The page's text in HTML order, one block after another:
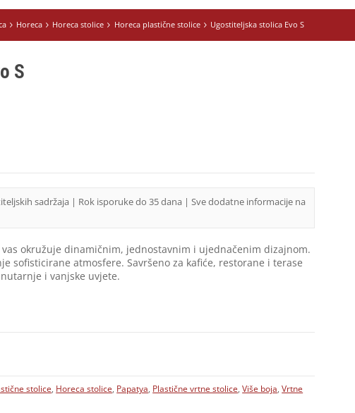
Horeca Horeca stolice Horeca plastične stolice Ugostiteljska stolica Evo S
S
sadržaja | Rok isporuke do 35 dana | Sve dodatne informacije na
vas okružuje dinamičnim, jednostavnim i ujednačenim dizajnom.
sofisticirane atmosfere. Savršeno za kafiće, restorane i terase
i vanjske uvjete.
stolice Horeca stolice Papatya Plastične vrtne stolice ,Više boja ,Vrtne